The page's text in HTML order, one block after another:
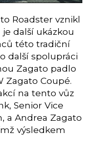
Roadster vznikl
další ukázkou
této tradiční
další spolupráci
Zagato padlo
Zagato Coupé.
na tento vůz
Senior Vice
a Andrea Zagato
výsledkem